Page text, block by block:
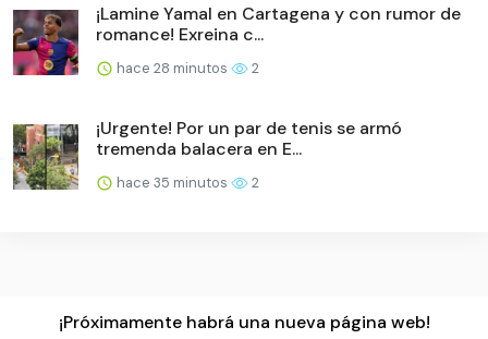
¡Lamine Yamal en Cartagena y con rumor de
romance! Exreina c...
hace 28 minutos 2
¡Urgente! Por un par de tenis se armó
tremenda balacera en E...
hace 35 minutos 2
¡Próximamente habrá una nueva página web!